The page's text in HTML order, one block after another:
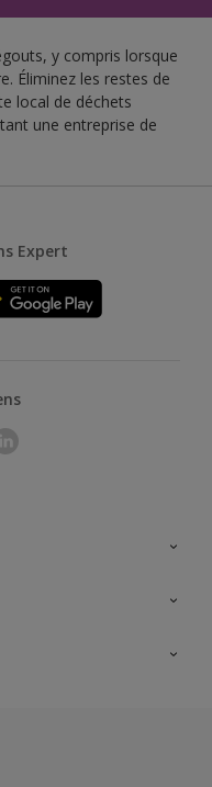
y compris lorsque
Éliminez les restes de
local de déchets
une entreprise de
Expert